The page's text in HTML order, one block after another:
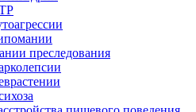
преследования